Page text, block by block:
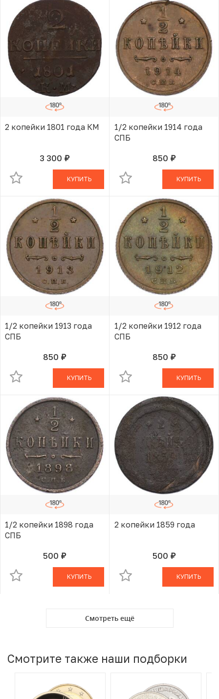
2 копейки 1801 года КМ
3 300 руб.
В КОРЗИНЕ
КУПИТЬ
1/2 копейки 1914 года
СПБ
850 руб.В КОРЗИНЕ
КУПИТЬ
1/2 копейки 1913 года
СПБ
850 руб.В КОРЗИНЕ
КУПИТЬ
1/2 копейки 1912 года
СПБ
850 руб.В КОРЗИНЕ
КУПИТЬ
1/2 копейки 1898 года
СПБ
500 руб.В КОРЗИНЕ
КУПИТЬ
2 копейки 1859 года
500 руб.В КОРЗИНЕ
КУПИТЬ
Смотреть ещё
Смотрите также наши подборки